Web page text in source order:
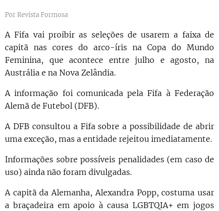
Por Revista Formosa
A Fifa vai proibir as seleções de usarem a faixa de
capitã nas cores do arco-íris na Copa do Mundo
Feminina, que acontece entre julho e agosto, na
Austrália e na Nova Zelândia.
A informação foi comunicada pela Fifa à Federação
Alemã de Futebol (DFB).
A DFB consultou a Fifa sobre a possibilidade de abrir
uma exceção, mas a entidade rejeitou imediatamente.
Informações sobre possíveis penalidades (em caso de
uso) ainda não foram divulgadas.
A capitã da Alemanha, Alexandra Popp, costuma usar
a braçadeira em apoio à causa LGBTQIA+ em jogos